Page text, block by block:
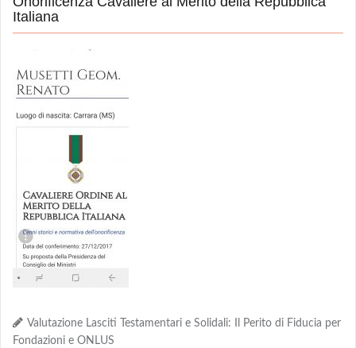
Italiana
Valutazione Lasciti Testamentari e Solidali: Il Perito di Fiducia per
Fondazioni e ONLUS